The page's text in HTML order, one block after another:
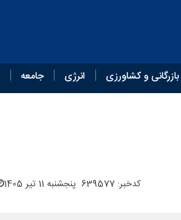
بازرگانی و کشاورزی انرژی جامعه
کدخبر: 639577 پنجشنبه 11 تیر 1405